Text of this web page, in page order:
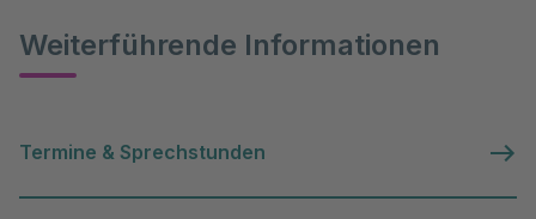
Weiterführende Informationen
Termine & Sprechstunden